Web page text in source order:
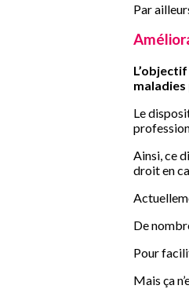
Par
Le
Ainsi, ce
droit en
De
Pour
Mais ça